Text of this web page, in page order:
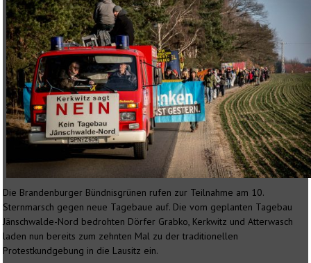
Die Brandenburger Bündnisgrünen rufen zur Teilnahme am 10.
Sternmarsch gegen neue Tagebaue auf. Die vom geplanten Tagebau
Jänschwalde-Nord bedrohten Dörfer Grabko, Kerkwitz und Atterwasch
laden nun bereits zum zehnten Mal zu der traditionellen
Protestkundgebung in die Lausitz ein.